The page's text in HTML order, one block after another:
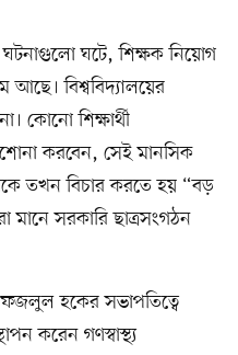
ঘটনাগুলো ঘটে, শিক্ষক নিয়োগ
বিশ্ববিদ্যালয়ের
কোনো শিক্ষার্থী
করবেন, সেই মানসিক
তখন বিচার করতে হয় “বড়
মানে সরকারি ছাত্রসংগঠন
হকের সভাপতিত্বে
করেন গণস্বাস্থ্য